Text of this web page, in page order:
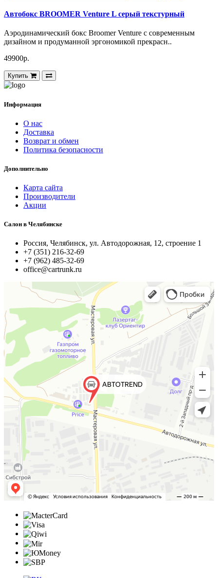
Автобокс BROOMER Venture L серый текстурный
Аэродинамический бокс Broomer Venture с современным
дизайном и продуманной эргономикой прекрасн..
49900р.
Купить
Информация
О нас
Доставка
Возврат и обмен
Политика безопасности
Дополнительно
Карта сайта
Производители
Акции
Салон в Челябинске
Россия, Челябинск, ул. Автодорожная, 12, строение 1
+7 (351) 216-32-69
+7 (962) 485-32-69
office@cartrunk.ru